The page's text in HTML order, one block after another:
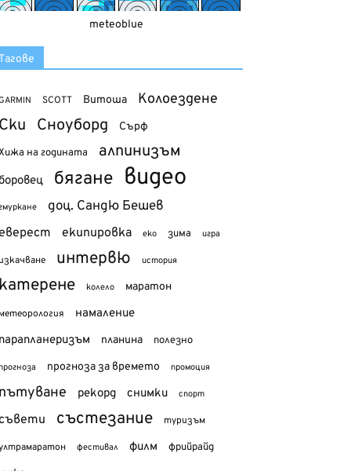
meteoblue
SCOTT Витоша Колоездене
Сноуборд Сърф
на годината алпинизъм
бягане видео
доц. Сандю Бешев
екипировка еко зима игра
интервю история
колело маратон
намаление
планина полезно
прогноза за времето промоция
рекорд снимки спорт
състезание туризъм
фестивал филм фрийрайд